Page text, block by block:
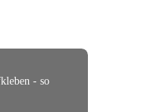
- so